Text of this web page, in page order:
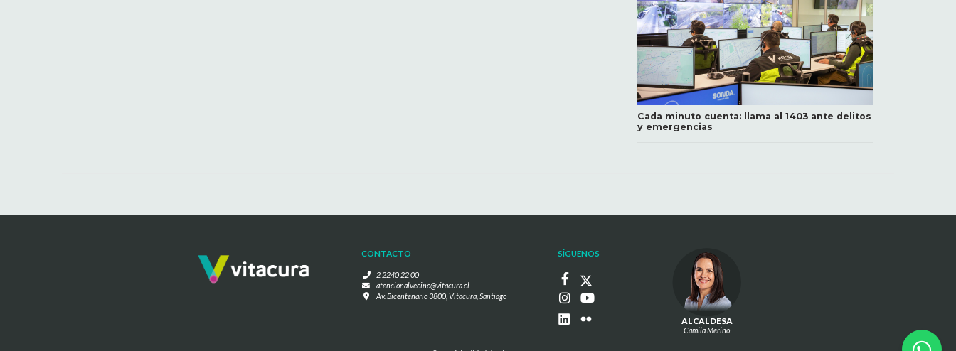
Cada minuto cuenta: llama al 1403 ante delitos
y emergencias
CONTACTO
2 2240 22 00
atencionalvecino@vitacura.cl
Av. Bicentenario 3800, Vitacura, Santiago
SÍGUENOS
ALCALDESA
Camila Merino